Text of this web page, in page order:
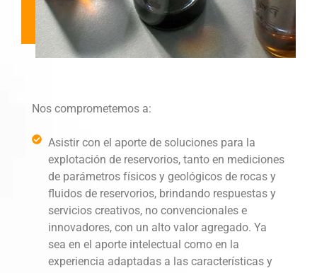
Nos comprometemos a:
Asistir con el aporte de soluciones para la
explotación de reservorios, tanto en mediciones
de parámetros físicos y geológicos de rocas y
fluidos de reservorios, brindando respuestas y
servicios creativos, no convencionales e
innovadores, con un alto valor agregado. Ya
sea en el aporte intelectual como en la
experiencia adaptadas a las características y